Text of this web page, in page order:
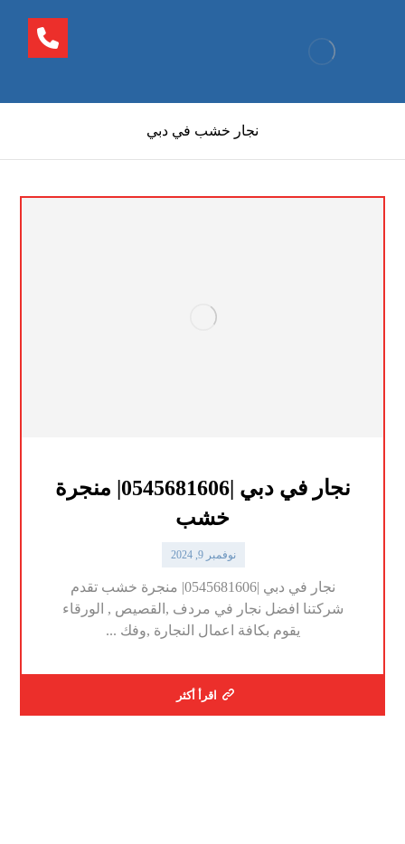
نجار خشب في دبي
نجار في دبي |0545681606| منجرة
خشب
نوفمبر 9, 2024
نجار في دبي |0545681606| منجرة خشب تقدم
شركتنا افضل نجار في مردف ,القصيص , الورقاء
يقوم بكافة اعمال النجارة ,وفك ...
اقرأ أكثر